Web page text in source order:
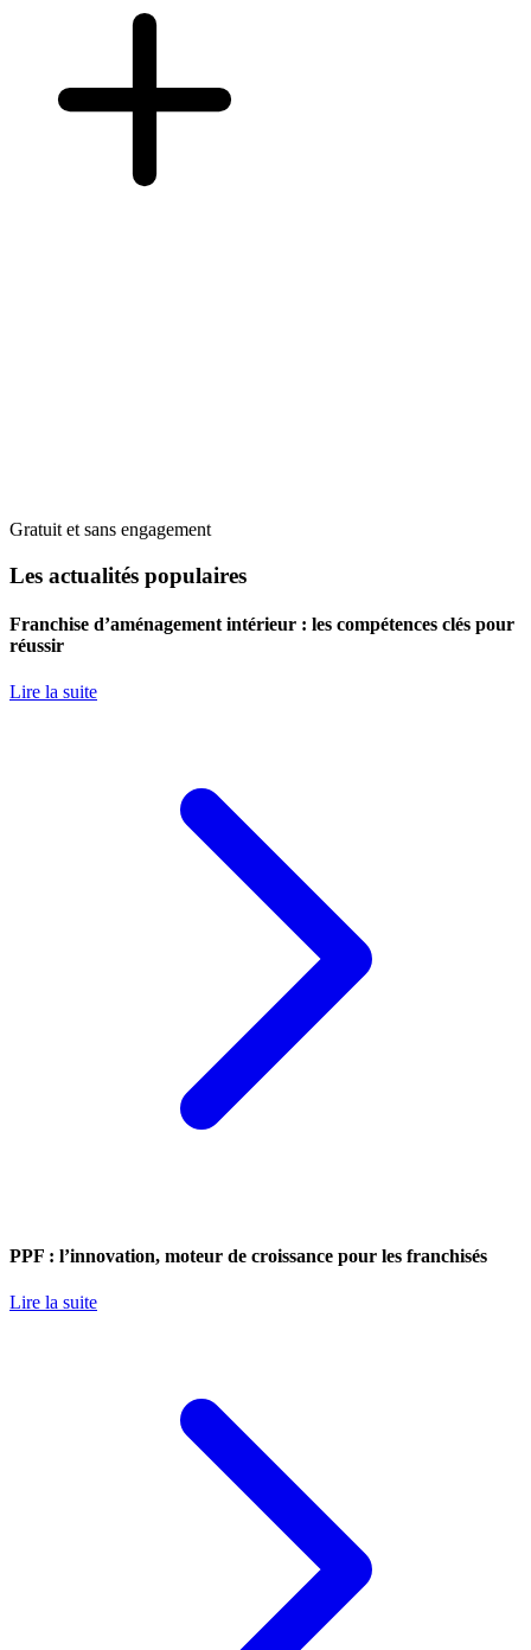
Gratuit et sans engagement
Les actualités populaires
Franchise d’aménagement intérieur : les compétences clés pour
réussir
Lire la suite
PPF : l’innovation, moteur de croissance pour les franchisés
Lire la suite